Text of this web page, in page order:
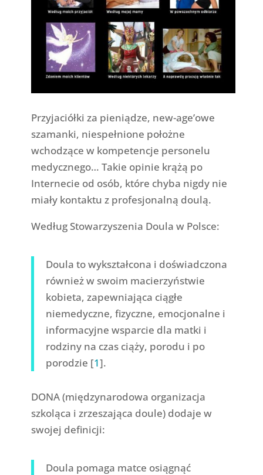
Przyjaciółki za pieniądze, new-age’owe
szamanki, niespełnione położne
wchodzące w kompetencje personelu
medycznego… Takie opinie krążą po
Internecie od osób, które chyba nigdy nie
miały kontaktu z profesjonalną doulą.
Według Stowarzyszenia Doula w Polsce:
Doula to wykształcona i doświadczona
również w swoim macierzyństwie
kobieta, zapewniająca ciągłe
niemedyczne, fizyczne, emocjonalne i
informacyjne wsparcie dla matki i
rodziny na czas ciąży, porodu i po
porodzie [1].
DONA (międzynarodowa organizacja
szkoląca i zrzeszająca doule) dodaje w
swojej definicji:
Doula pomaga matce osiągnąć